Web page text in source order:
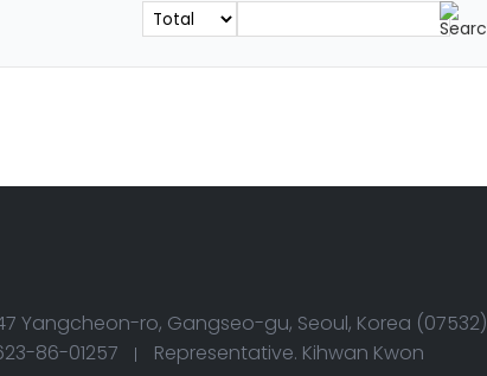
Yangcheon-ro, Gangseo-gu, Seoul, Korea (07532)
86-01257 Representative. Kihwan Kwon